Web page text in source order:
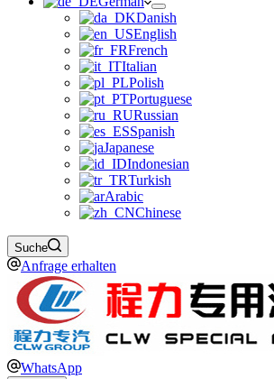
Danish
English
French
Italian
Polish
Portuguese
Russian
Spanish
Japanese
Indonesian
Turkish
Arabic
Chinese
Suche
Anfrage erhalten
WhatsApp